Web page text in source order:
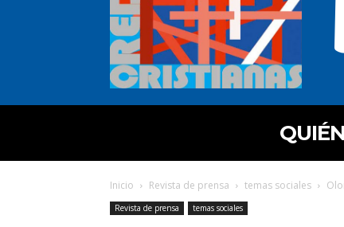
Inicio Revista de prensa temas sociales
Revista de prensa temas sociales